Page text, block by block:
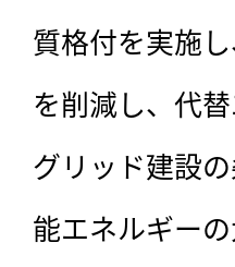
質格付を実施
を削減し、代
グリッド建設
能エネルギー